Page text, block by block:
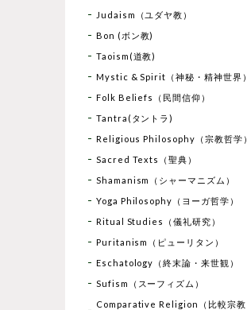
Judaism（ユダヤ教）
Bon (ボン教)
Taoism(道教)
Mystic & Spirit（神秘・精神世界）
Folk Beliefs（民間信仰）
Tantra(タントラ)
Religious Philosophy（宗教哲学）
Sacred Texts（聖典）
Shamanism（シャーマニズム）
Yoga Philosophy（ヨーガ哲学）
Ritual Studies（儀礼研究）
Puritanism（ピューリタン）
Eschatology（終末論・来世観）
Sufism（スーフィズム）
Comparative Religion（比較宗教